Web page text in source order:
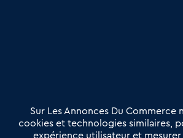
Offres Pro
Actualités
Qui sommes nous ?
Sur Les Annonces Du Commerce
cookies et technologies similaires,
expérience utilisateur et